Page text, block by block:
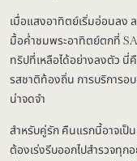
เมื่อแสงอาทิตย์เริ่มอ่อนลง
มื้อค่ำชมพระอาทิตย์ตกที่
ทริปที่เหลือได้อย่างลงตัว นี่
รสชาติท้องถิ่น การบริการอ
น่าจดจำ
สำหรับคู่รัก คืนแรกนี้อาจเป็
ต้องเร่งรีบออกไปสำรวจทุ